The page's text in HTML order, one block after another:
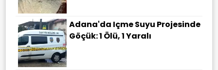
Adana'da Içme Suyu Projesinde
Göçük: 1 Ölü, 1 Yaralı